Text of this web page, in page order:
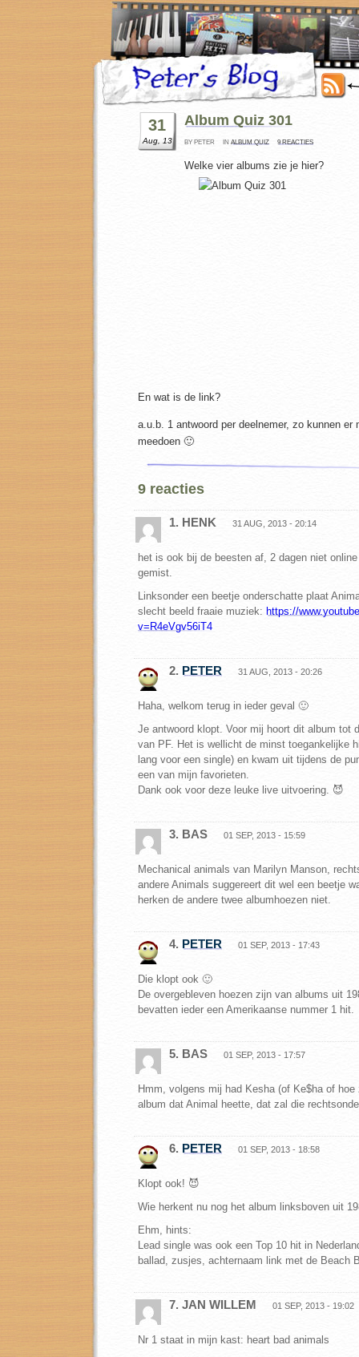
31
Aug, 13
Album Quiz 301
BY PETER IN ALBUM QUIZ 9 REACTIES
Welke vier albums zie je hier?
En wat is de link?
a.u.b. 1 antwoord per deelnemer, zo kunnen er
meedoen 🙂
9 reacties
1. HENK 31 AUG, 2013 - 20:14
het is ook bij de beesten af, 2 dagen niet
gemist.
Linksonder een beetje onderschatte plaat
slecht beeld fraaie muziek: https://
v=R4eVgv56iT4
2. PETER 31 AUG, 2013 - 20:26
Haha, welkom terug in ieder geval 🙂
Je antwoord klopt. Voor mij hoort dit album tot
van PF. Het is wellicht de minst toegankelijke
lang voor een single) en kwam uit tijdens de
een van mijn favorieten.
Dank ook voor deze leuke live uitvoering. 😈
3. BAS 01 SEP, 2013 - 15:59
Mechanical animals van Marilyn Manson,
andere Animals suggereert dit wel een beetje
herken de andere twee albumhoezen niet.
4. PETER 01 SEP, 2013 - 17:43
Die klopt ook 🙂
De overgebleven hoezen zijn van albums uit
bevatten ieder een Amerikaanse nummer 1 hit.
5. BAS 01 SEP, 2013 - 17:57
Hmm, volgens mij had Kesha (of Ke$ha of hoe
album dat Animal heette, dat zal die
6. PETER 01 SEP, 2013 - 18:58
Klopt ook! 😈
Wie herkent nu nog het album linksboven uit
Ehm, hints:
Lead single was ook een Top 10 hit in
ballad, zusjes, achternaam link met de Beach
7. JAN WILLEM 01 SEP, 2013 - 19:02
Nr 1 staat in mijn kast: heart bad animals